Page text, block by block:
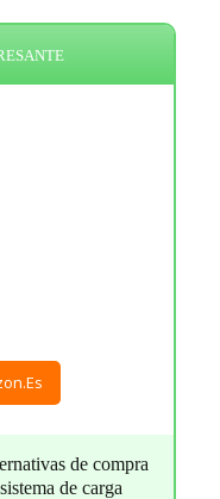
de compra
de carga